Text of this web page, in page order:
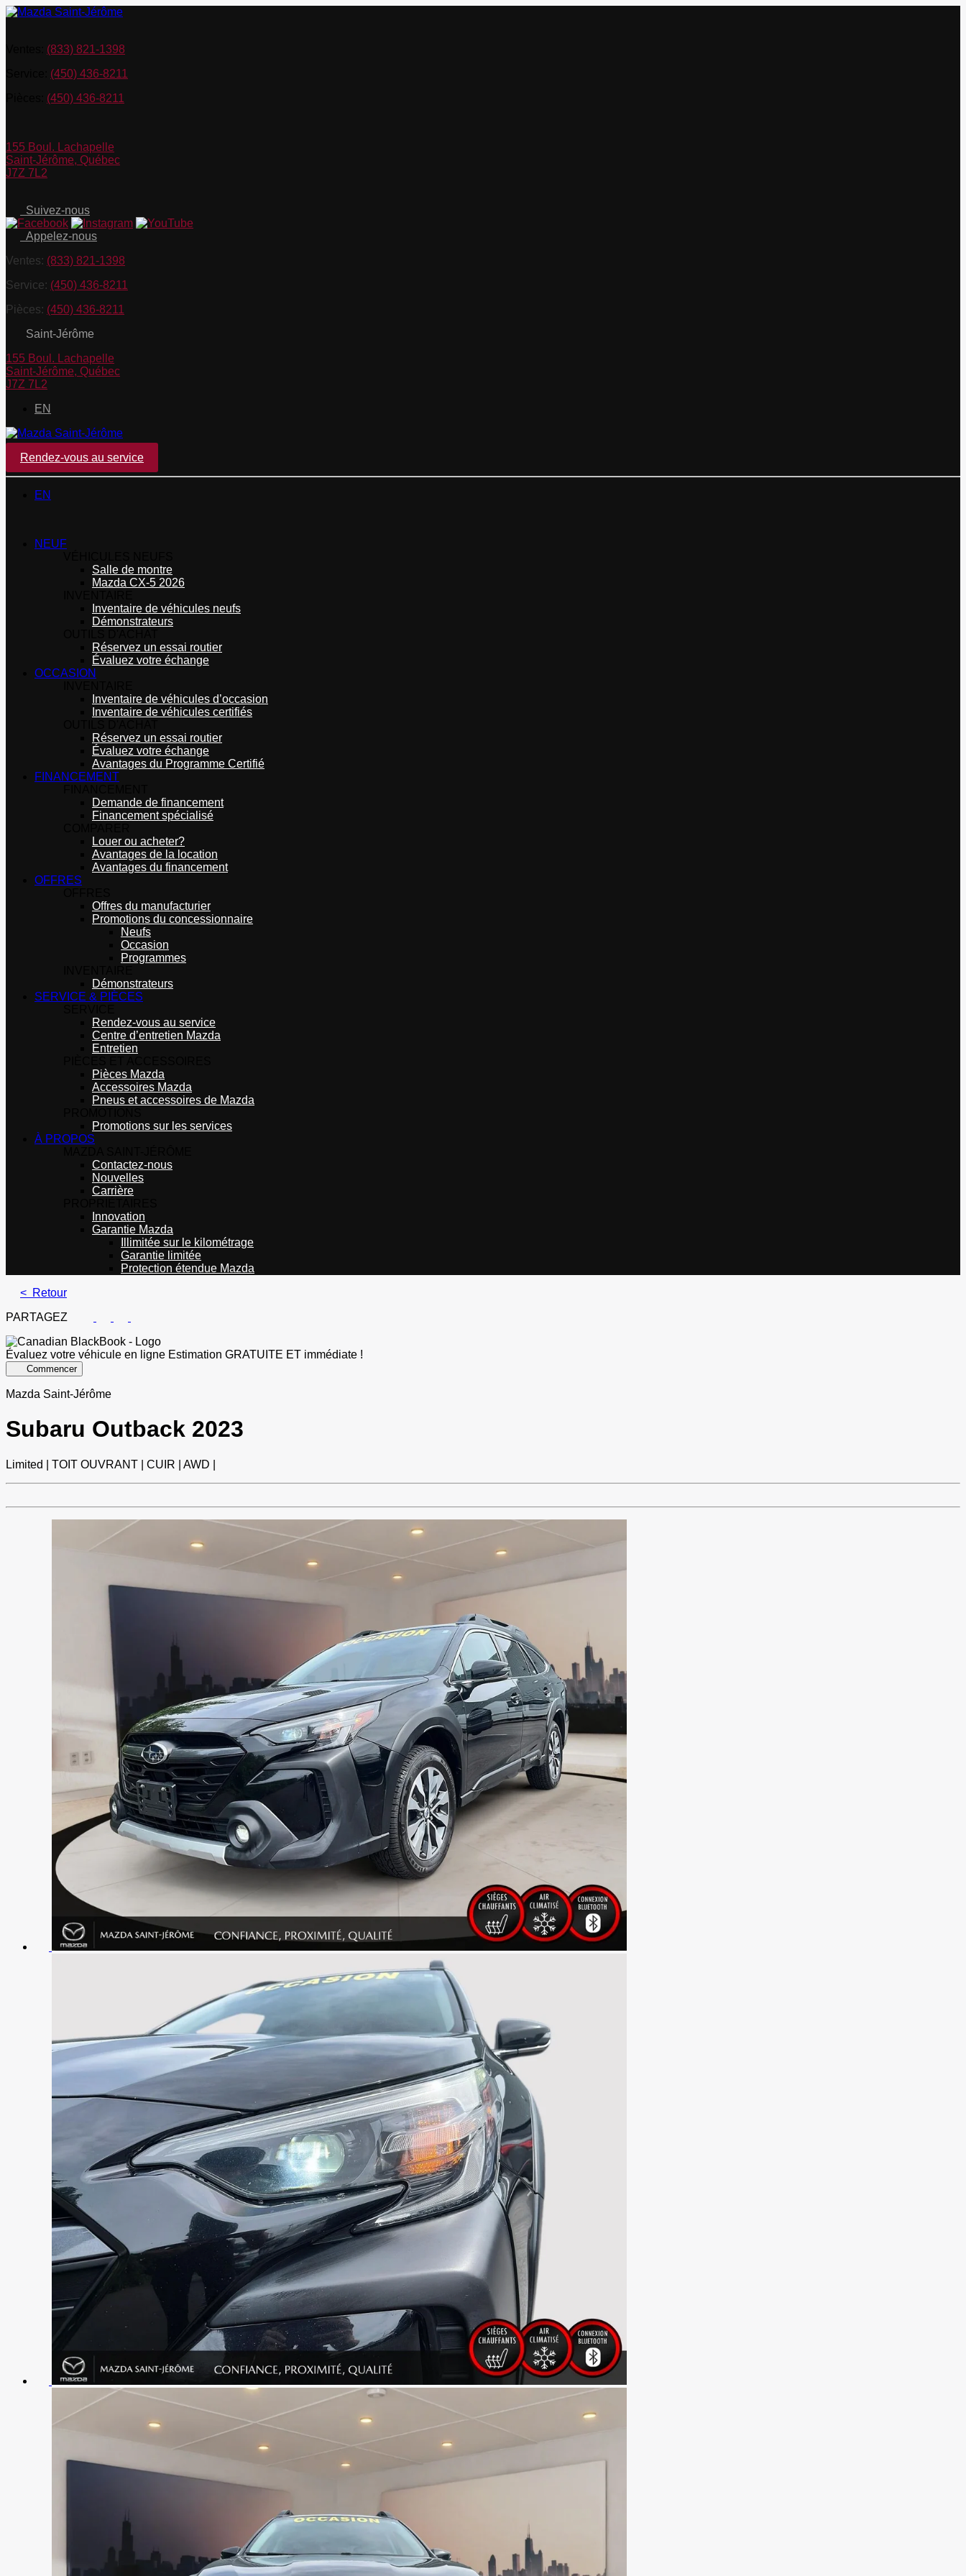
(833) 821-1398
(450) 436-8211
(450) 436-8211
155 Boul. Lachapelle
Saint-Jérôme, Québec
J7Z 7L2
Suivez-nous
Appelez-nous
Ventes: (833) 821-1398
Service: (450) 436-8211
Pièces: (450) 436-8211
Saint-Jérôme
155 Boul. Lachapelle
Saint-Jérôme, Québec
J7Z 7L2
EN
Rendez-vous au service
EN
NEUF
Salle de montre
Mazda CX-5 2026
Inventaire de véhicules neufs
Démonstrateurs
Réservez un essai routier
Évaluez votre échange
OCCASION
Inventaire de véhicules d’occasion
Inventaire de véhicules certifiés
Réservez un essai routier
Évaluez votre échange
Avantages du Programme Certifié
FINANCEMENT
Demande de financement
Financement spécialisé
Louer ou acheter?
Avantages de la location
Avantages du financement
OFFRES
Offres du manufacturier
Promotions du concessionnaire
Neufs
Occasion
Programmes
Démonstrateurs
SERVICE & PIÈCES
Rendez-vous au service
Centre d’entretien Mazda
Entretien
Pièces Mazda
Accessoires Mazda
Pneus et accessoires de Mazda
Promotions sur les services
À PROPOS
Contactez-nous
Nouvelles
Carrière
Innovation
Garantie Mazda
Illimitée sur le kilométrage
Garantie limitée
Protection étendue Mazda
< Retour
PARTAGEZ
Évaluez votre véhicule en ligne Estimation GRATUITE ET immédiate !
Commencer
Mazda Saint-Jérôme
Subaru Outback 2023
Limited | TOIT OUVRANT | CUIR | AWD |